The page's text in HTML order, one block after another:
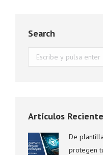
Search
Buscar:
Artículos
De
protegen